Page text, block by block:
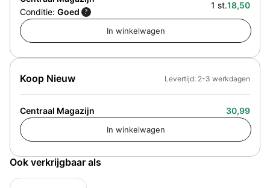
Conditie: Goed ?
1 st.18,50
Koop Nieuw
Centraal Magazijn 30,99
Levertijd: 2-3 werkdagen
Ook verkrijgbaar als